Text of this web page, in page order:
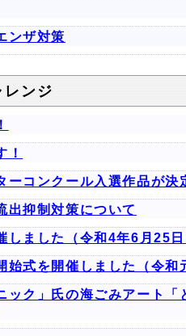
ンザ対策
レンジ
！
コンクール入選作品が決
出抑制対策について
ました（令和4年6月25日
式を開催しました（令和
ック」氏の海ごみアート「